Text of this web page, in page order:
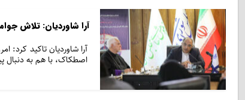
آرا شاوردیان: تلاش
آرا شاوردیان تاکید کرد:
اصطکاک، با هم به دنبال